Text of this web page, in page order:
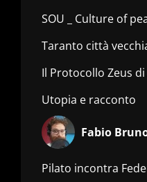
SOU _ Culture of
Taranto città
Il Protocollo Zeus
Utopia e racconto
Fabio
Pilato incontra